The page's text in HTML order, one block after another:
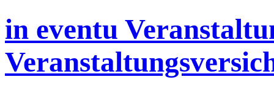
in eventu